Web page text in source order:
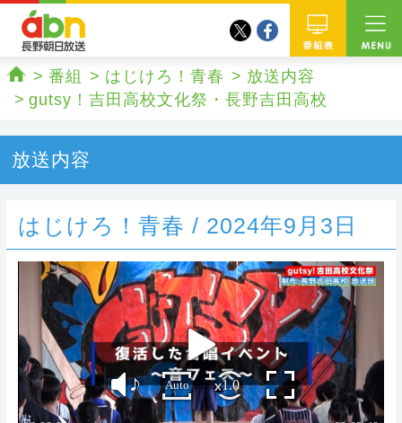
twitterfacebook
ホーム
番組 はじけろ！青春
放送内容
gutsy！吉田高校文化祭・長野吉田高校
放送内容
はじけろ！青春 / 2024年9月3日